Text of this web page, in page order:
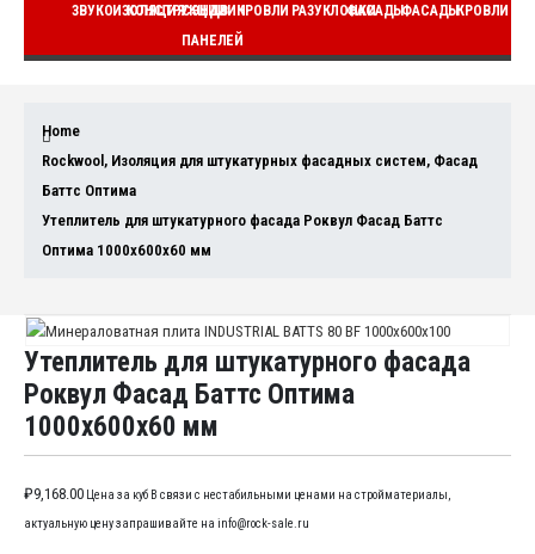
ЗВУКОИЗОЛЯЦИЯ
КОНСТРУКЦИИ
СЭНДВИЧ
ПАНЕЛЕЙ
КРОВЛИ РАЗУКЛОНКИФАСАДЫФАСАДЫКРОВЛИ
Home
Rockwool , Изоляция для штукатурных фасадных систем, Фасад
Баттс Оптима
Утеплитель для штукатурного фасада Роквул Фасад Баттс
Оптима 1000x600x60 мм
Утеплитель для штукатурного фасада
Роквул Фасад Баттс Оптима
1000x600x60 мм
₽9,168.00 Цена за куб В связи с нестабильными ценами на стройматериалы,
актуальную цену запрашивайте на info@rock-sale.ru